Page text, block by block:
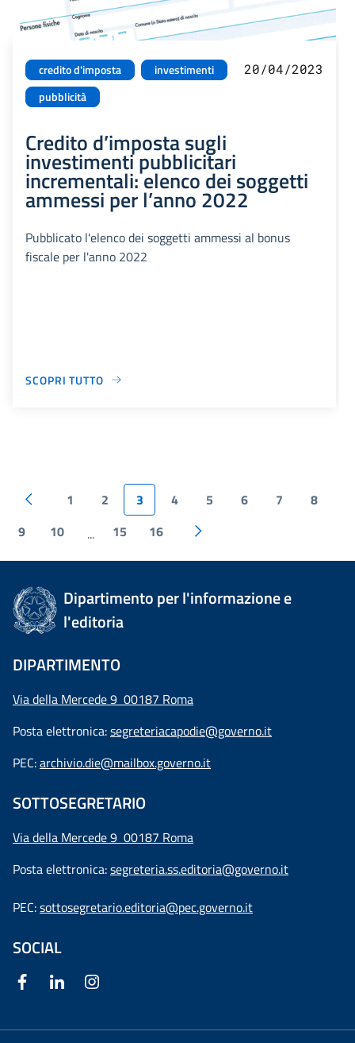
credito d'imposta
investimenti
pubblicità
20/04/2023
Credito d’imposta sugli
investimenti pubblicitari
incrementali: elenco dei soggetti
ammessi per l’anno 2022
Pubblicato l'elenco dei soggetti ammessi al bonus
fiscale per l'anno 2022
SCOPRI TUTTO
1 2 3 4 5 6 7
8
9
10 ... 15 16
Dipartimento per l'informazione e
l'editoria
DIPARTIMENTO
Via della Mercede 9 00187 Roma
Posta elettronica:segreteriacapodie@governo.it
PEC:archivio.die@mailbox.governo.it
SOTTOSEGRETARIO
Via della Mercede 9 00187 Roma
Posta elettronica:segreteria.ss.editoria@governo.it
PEC:sottosegretario.editoria@pec.governo.it
SOCIAL